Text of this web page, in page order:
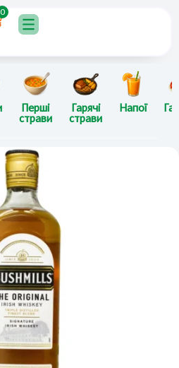
0
Перші
страви
Гарячі
страви
Напої